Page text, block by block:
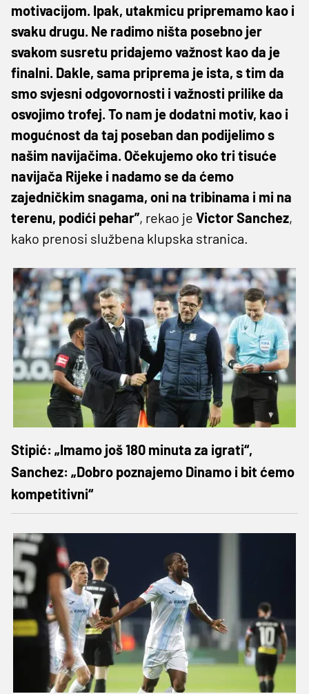
motivacijom. Ipak, utakmicu pripremamo kao i
svaku drugu. Ne radimo ništa posebno jer
svakom susretu pridajemo važnost kao da je
finalni. Dakle, sama priprema je ista, s tim da
smo svjesni odgovornosti i važnosti prilike da
osvojimo trofej. To nam je dodatni motiv, kao i
mogućnost da taj poseban dan podijelimo s
našim navijačima. Očekujemo oko tri tisuće
navijača Rijeke i nadamo se da ćemo
zajedničkim snagama, oni na tribinama i mi na
terenu, podići pehar”, rekao je Victor Sanchez,
kako prenosi službena klupska stranica.
Stipić: „Imamo još 180 minuta za igrati“,
Sanchez: „Dobro poznajemo Dinamo i bit ćemo
kompetitivni“